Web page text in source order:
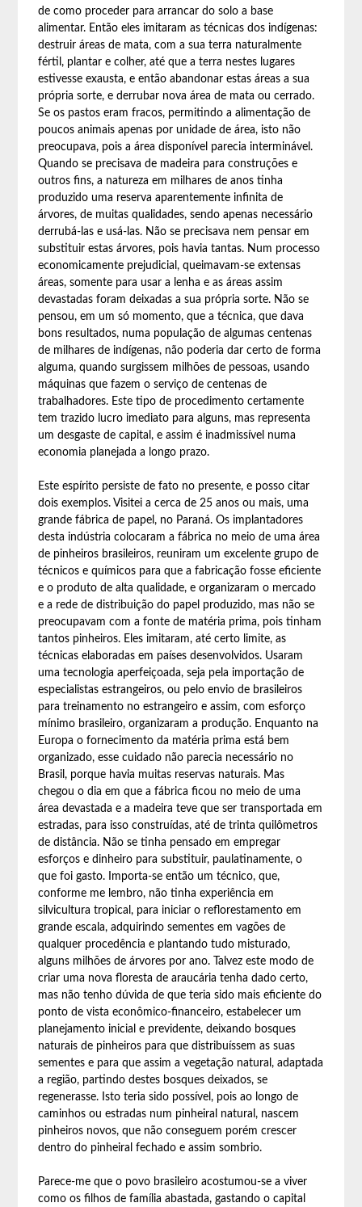
de como proceder para arrancar do solo a base
alimentar. Então eles imitaram as técnicas dos indígenas:
destruir áreas de mata, com a sua terra naturalmente
fértil, plantar e colher, até que a terra nestes lugares
estivesse exausta, e então abandonar estas áreas a sua
própria sorte, e derrubar nova área de mata ou cerrado.
Se os pastos eram fracos, permitindo a alimentação de
poucos animais apenas por unidade de área, isto não
preocupava, pois a área disponível parecia interminável.
Quando se precisava de madeira para construções e
outros fins, a natureza em milhares de anos tinha
produzido uma reserva aparentemente infinita de
árvores, de muitas qualidades, sendo apenas necessário
derrubá-las e usá-las. Não se precisava nem pensar em
substituir estas árvores, pois havia tantas. Num processo
economicamente prejudicial, queimavam-se extensas
áreas, somente para usar a lenha e as áreas assim
devastadas foram deixadas a sua própria sorte. Não se
pensou, em um só momento, que a técnica, que dava
bons resultados, numa população de algumas centenas
de milhares de indígenas, não poderia dar certo de forma
alguma, quando surgissem milhões de pessoas, usando
máquinas que fazem o serviço de centenas de
trabalhadores. Este tipo de procedimento certamente
tem trazido lucro imediato para alguns, mas representa
um desgaste de capital, e assim é inadmissível numa
economia planejada a longo prazo.
Este espírito persiste de fato no presente, e posso citar
dois exemplos. Visitei a cerca de 25 anos ou mais, uma
grande fábrica de papel, no Paraná. Os implantadores
desta indústria colocaram a fábrica no meio de uma área
de pinheiros brasileiros, reuniram um excelente grupo de
técnicos e químicos para que a fabricação fosse eficiente
e o produto de alta qualidade, e organizaram o mercado
e a rede de distribuição do papel produzido, mas não se
preocupavam com a fonte de matéria prima, pois tinham
tantos pinheiros. Eles imitaram, até certo limite, as
técnicas elaboradas em países desenvolvidos. Usaram
uma tecnologia aperfeiçoada, seja pela importação de
especialistas estrangeiros, ou pelo envio de brasileiros
para treinamento no estrangeiro e assim, com esforço
mínimo brasileiro, organizaram a produção. Enquanto na
Europa o fornecimento da matéria prima está bem
organizado, esse cuidado não parecia necessário no
Brasil, porque havia muitas reservas naturais. Mas
chegou o dia em que a fábrica ficou no meio de uma
área devastada e a madeira teve que ser transportada em
estradas, para isso construídas, até de trinta quilômetros
de distância. Não se tinha pensado em empregar
esforços e dinheiro para substituir, paulatinamente, o
que foi gasto. Importa-se então um técnico, que,
conforme me lembro, não tinha experiência em
silvicultura tropical, para iniciar o reflorestamento em
grande escala, adquirindo sementes em vagões de
qualquer procedência e plantando tudo misturado,
alguns milhões de árvores por ano. Talvez este modo de
criar uma nova floresta de araucária tenha dado certo,
mas não tenho dúvida de que teria sido mais eficiente do
ponto de vista econômico-financeiro, estabelecer um
planejamento inicial e previdente, deixando bosques
naturais de pinheiros para que distribuíssem as suas
sementes e para que assim a vegetação natural, adaptada
a região, partindo destes bosques deixados, se
regenerasse. Isto teria sido possível, pois ao longo de
caminhos ou estradas num pinheiral natural, nascem
pinheiros novos, que não conseguem porém crescer
dentro do pinheiral fechado e assim sombrio.
Parece-me que o povo brasileiro acostumou-se a viver
como os filhos de família abastada, gastando o capital